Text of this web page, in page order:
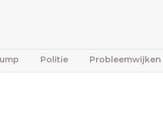
Politie Probleemwijken